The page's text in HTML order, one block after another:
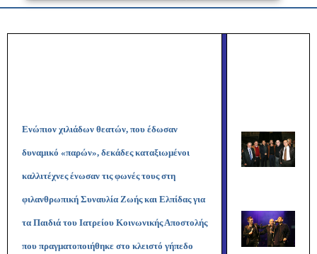
Ενώπιον χιλιάδων θεατών, που έδωσαν
δυναμικό «παρών», δεκάδες καταξιωμένοι
καλλιτέχνες ένωσαν τις φωνές τους στη
φιλανθρωπική Συναυλία Ζωής και Ελπίδας για
τα Παιδιά του Ιατρείου Κοινωνικής Αποστολής
που πραγματοποιήθηκε στο κλειστό γήπεδο